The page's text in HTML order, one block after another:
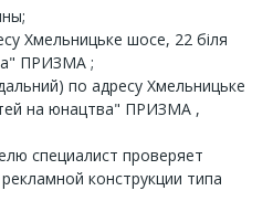
Хмельницьке шосе, 22 біля
ПРИЗМА ;
по адресу Хмельницьке
на юнацтва" ПРИЗМА ,
специалист проверяет
конструкции типа